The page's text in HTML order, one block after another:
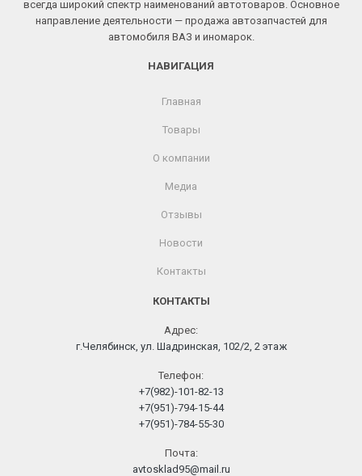
всегда широкий спектр наименований автотоваров. Основное
направление деятельности — продажа автозапчастей для
автомобиля ВАЗ и иномарок.
НАВИГАЦИЯ
Главная
Товары
О компании
Медиа
Отзывы
Новости
Контакты
КОНТАКТЫ
Адрес:
г.Челябинск, ул. Шадринская, 102/2, 2 этаж
Телефон:
+7(982)-101-82-13
+7(951)-794-15-44
+7(951)-784-55-30
Почта:
avtosklad95@mail.ru